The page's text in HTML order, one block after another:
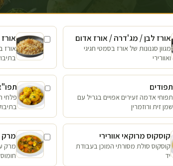
אורז לבן / מג'דרה / אורז אדום
מגוון סגנונות של אורז בסמטי חגיגי
ואוורירי
אורז
תפודים
תפוחי אדמה זעירים אפויים בגריל עם
שמן זית ורוזמרין
פלחי
קוסקוס מרוקאי אוורירי
קוסקוס סולת מסורתי המוכן בעבודת
יד
מרק
מרק